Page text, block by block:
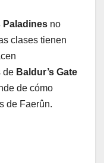
Paladines no
clases tienen
de Baldur’s Gate
de cómo
de Faerûn.